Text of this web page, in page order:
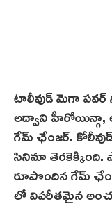
టాలీవుడ్ మెగా
అద్వాని హీరోయిన్గా,
గేమ్ ఛేంజర్.
సినిమా
రూపొందిన గేమ్
లో విపరీతమైన